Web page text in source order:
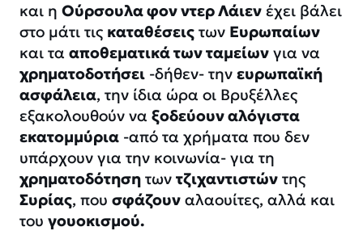
και η Ούρσουλα φον ντερ Λάιεν έχει βάλει
στο μάτι τις καταθέσεις των Ευρωπαίων
και τα αποθεματικά των ταμείων για να
χρηματοδοτήσει -δήθεν- την ευρωπαϊκή
ασφάλεια, την ίδια ώρα οι Βρυξέλλες
εξακολουθούν να ξοδεύουν αλόγιστα
εκατομμύρια -από τα χρήματα που δεν
υπάρχουν για την κοινωνία- για τη
χρηματοδότηση των τζιχαντιστών της
Συρίας, που σφάζουν αλαουίτες, αλλά και
του γουοκισμού.